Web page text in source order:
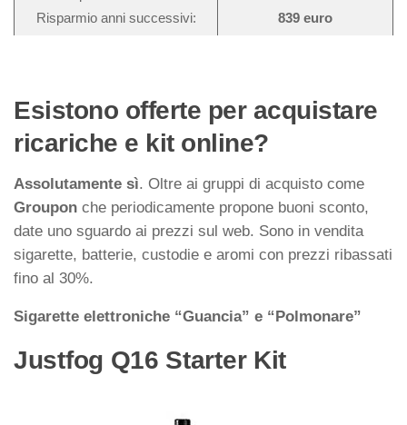
Risparmio anni successivi:
839 euro
Esistono offerte per acquistare
ricariche e kit online?
Assolutamente sì. Oltre ai gruppi di acquisto come
Groupon che periodicamente propone buoni sconto,
date uno sguardo ai prezzi sul web. Sono in vendita
sigarette, batterie, custodie e aromi con prezzi ribassati
fino al 30%.
Sigarette elettroniche “Guancia” e “Polmonare”
Justfog Q16 Starter Kit